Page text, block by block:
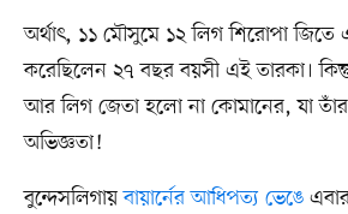
অর্থাৎ, ১১ মৌসুমে ১২ লিগ শিরোপা
করেছিলেন ২৭ বছর বয়সী এই তারকা।
আর লিগ জেতা হলো না কোমানের, যা তাঁর
অভিজ্ঞতা!
বুন্দেসলিগায়বায়ার্নের আধিপত্য ভেঙে